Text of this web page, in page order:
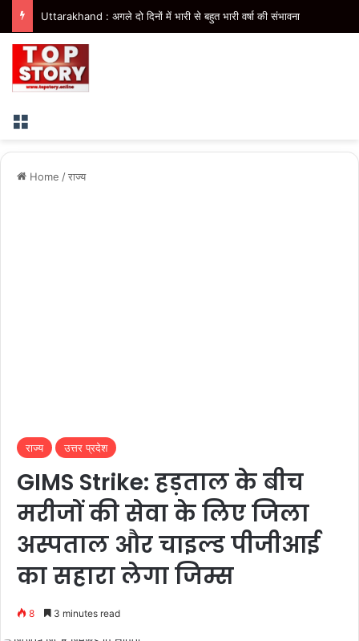
Uttarakhand : अगले दो दिनों में भारी से बहुत भारी वर्षा की संभावना
Menu
Home /राज्य
राज्य उत्तर प्रदेश
GIMS Strike: हड़ताल के बीच
मरीजों की सेवा के लिए जिला
अस्पताल और चाइल्ड पीजीआई
का सहारा लेगा जिम्स
8 3 minutes read